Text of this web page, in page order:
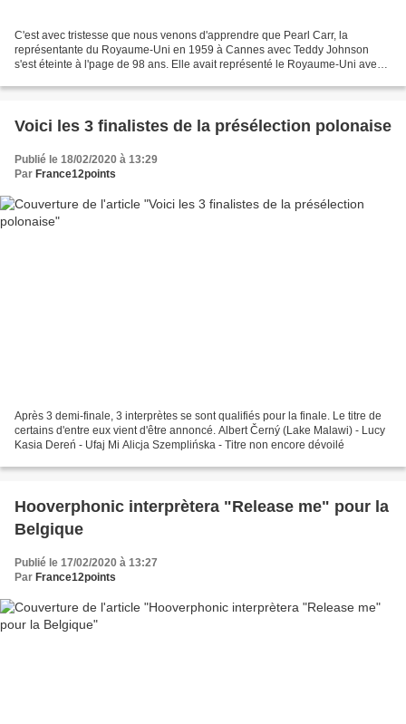
C'est avec tristesse que nous venons d'apprendre que Pearl Carr, la
représentante du Royaume-Uni en 1959 à Cannes avec Teddy Johnson
s'est éteinte à l'page de 98 ans. Elle avait représenté le Royaume-Uni avec
Voici les 3 finalistes de la présélection polonaise
Publié le 18/02/2020 à 13:29
Par France12points
Après 3 demi-finale, 3 interprètes se sont qualifiés pour la finale. Le titre de
certains d'entre eux vient d'être annoncé. Albert Černý (Lake Malawi) - Lucy
Kasia Dereń - Ufaj Mi Alicja Szemplińska - Titre non encore dévoilé
Hooverphonic interprètera "Release me" pour la
Belgique
Publié le 17/02/2020 à 13:27
Par France12points